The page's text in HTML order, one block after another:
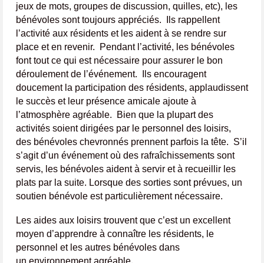
jeux de mots, groupes de discussion, quilles, etc), les
bénévoles sont toujours appréciés. Ils rappellent
l’activité aux résidents et les aident à se rendre sur
place et en revenir. Pendant l’activité, les bénévoles
font tout ce qui est nécessaire pour assurer le bon
déroulement de l’événement. Ils encouragent
doucement la participation des résidents, applaudissent
le succès et leur présence amicale ajoute à
l’atmosphère agréable. Bien que la plupart des
activités soient dirigées par le personnel des loisirs,
des bénévoles chevronnés prennent parfois la tête. S’il
s’agit d’un événement où des rafraîchissements sont
servis, les bénévoles aident à servir et à recueillir les
plats par la suite. Lorsque des sorties sont prévues, un
soutien bénévole est particulièrement nécessaire.
Les aides aux loisirs trouvent que c’est un excellent
moyen d’apprendre à connaître les résidents, le
personnel et les autres bénévoles dans